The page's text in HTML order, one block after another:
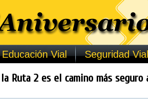
Educación Vial Seguridad Vial
la Ruta 2 es el camino más